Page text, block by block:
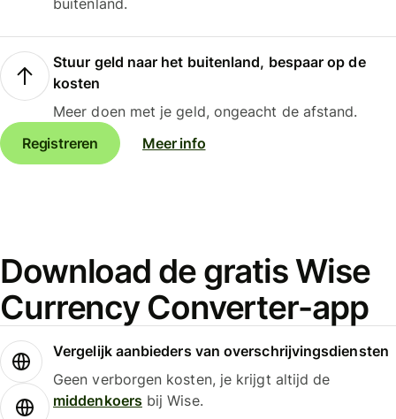
buitenland.
Stuur geld naar het buitenland, bespaar op de
kosten
Meer doen met je geld, ongeacht de afstand.
Registreren
Meer info
Download de gratis Wise
Currency Converter-app
Vergelijk aanbieders van overschrijvingsdiensten
Geen verborgen kosten, je krijgt altijd de
middenkoersbij Wise.